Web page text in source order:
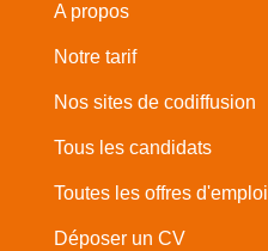
A propos
Notre tarif
Nos sites de codiffusion
Tous les candidats
Toutes les offres d'emploi
Déposer un CV